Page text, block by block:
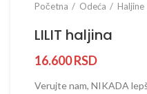
Početna Odeća Haljine
LILIT haljina
16.600RSD
Verujte nam, NIKADA